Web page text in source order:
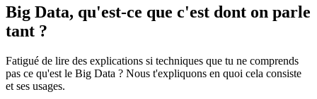
Big Data, qu'est-ce que c'est dont on parle
tant ?
Fatigué de lire des explications si techniques que tu ne comprends
pas ce qu'est le Big Data ? Nous t'expliquons en quoi cela consiste
et ses usages.